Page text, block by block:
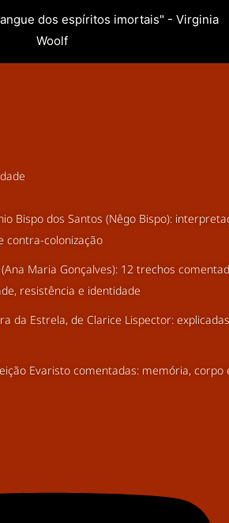
dos espíritos imortais" - Virginia
Woolf
Bispo dos Santos (Nêgo Bispo):
contra-colonização
Maria Gonçalves): 12 trechos
resistência e identidade
da Estrela, de Clarice Lispector:
Evaristo comentadas: memória, corpo